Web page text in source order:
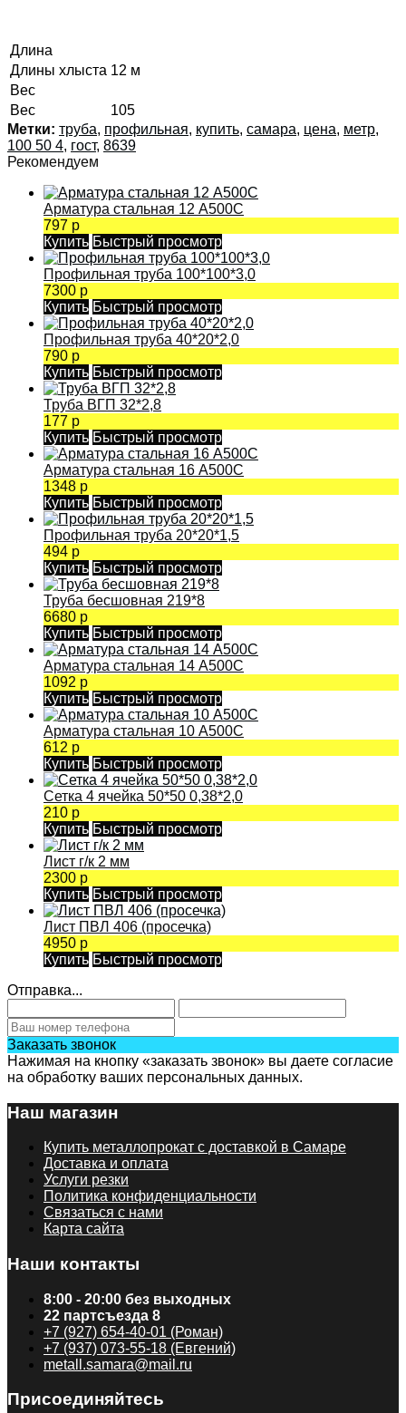
Длина
Длины хлыста 12 м
Вес
Вес
105
Метки: труба, профильная, купить, самара, цена, метр,
100 50 4, гост, 8639
Рекомендуем
Арматура стальная 12 А500С
797 р
Купить Быстрый просмотр
Профильная труба 100*100*3,0
7300 р
Купить Быстрый просмотр
Профильная труба 40*20*2,0
790 р
Купить Быстрый просмотр
Труба ВГП 32*2,8
177 р
Купить Быстрый просмотр
Арматура стальная 16 А500С
1348 р
Купить Быстрый просмотр
Профильная труба 20*20*1,5
494 р
Купить Быстрый просмотр
Труба бесшовная 219*8
6680 р
Купить Быстрый просмотр
Арматура стальная 14 А500С
1092 р
Купить Быстрый просмотр
Арматура стальная 10 А500С
612 р
Купить Быстрый просмотр
Сетка 4 ячейка 50*50 0,38*2,0
210 р
Купить Быстрый просмотр
Лист г/к 2 мм
2300 р
Купить Быстрый просмотр
Лист ПВЛ 406 (просечка)
4950 р
Купить Быстрый просмотр
Отправка...
Заказать звонок
Нажимая на кнопку «заказать звонок» вы даете согласие
на обработку ваших персональных данных.
Наш магазин
Купить металлопрокат с доставкой в Самаре
Доставка и оплата
Услуги резки
Политика конфиденциальности
Связаться с нами
Карта сайта
Наши контакты
8:00 - 20:00 без выходных
22 партсъезда 8
+7 (927) 654-40-01 (Роман)
+7 (937) 073-55-18 (Евгений)
metall.samara@mail.ru
Присоединяйтесь